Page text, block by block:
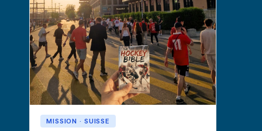
MISSION · SUISSE